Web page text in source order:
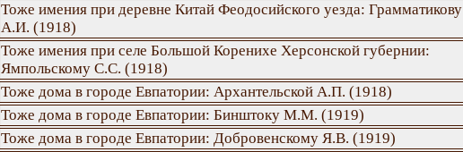
Тоже имения при деревне Китай Феодосийского уезда: Грамматикову
А.И. (1918)
Тоже имения при селе Большой Коренихе Херсонской губернии:
Ямпольскому С.С. (1918)
Тоже дома в городе Евпатории: Архантельской А.П. (1918)
Тоже дома в городе Евпатории: Бинштоку М.М. (1919)
Тоже дома в городе Евпатории: Добровенскому Я.В. (1919)